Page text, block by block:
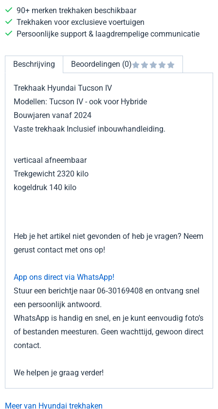
90+ merken trekhaken beschikbaar
Trekhaken voor exclusieve voertuigen
Persoonlijke support & laagdrempelige communicatie
Beschrijving Beoordelingen (0)
Trekhaak Hyundai Tucson IV
Modellen: Tucson IV - ook voor Hybride
Bouwjaren vanaf 2024
Vaste trekhaak Inclusief inbouwhandleiding.
verticaal afneembaar
Trekgewicht 2320 kilo
kogeldruk 140 kilo
Heb je het artikel niet gevonden of heb je vragen? Neem
gerust contact met ons op!
App ons direct via WhatsApp!
Stuur een berichtje naar 06‑30169408 en ontvang snel
een persoonlijk antwoord.
WhatsApp is handig en snel, en je kunt eenvoudig foto’s
of bestanden meesturen. Geen wachttijd, gewoon direct
contact.
We helpen je graag verder!
Meer van Hyundai trekhaken